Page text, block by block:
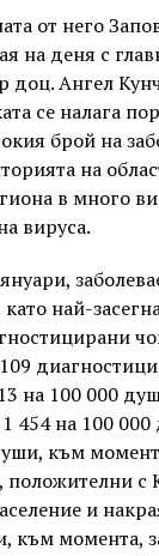
от него
на деня с
доц. Ангел
се налага
брой на
на
в много
вируса.
най-
на 100 000
454 на 100
към
положителни
и
към момента,